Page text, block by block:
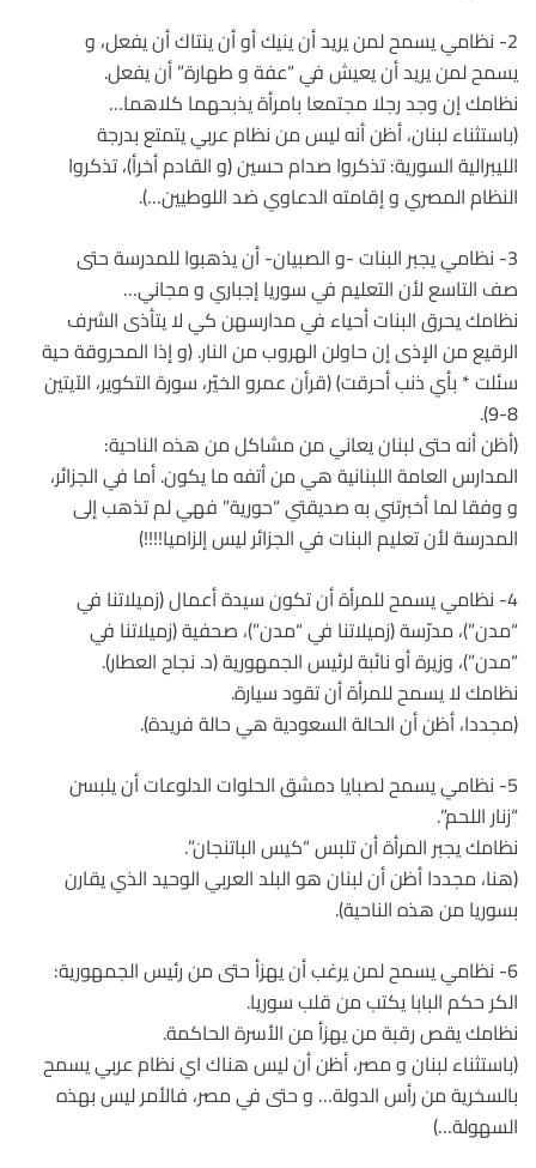
2- نظامي يسمح لمن يريد أن ينيك أو أن ينتاك أن يفعل، و
يسمح لمن يريد أن يعيش في “عفة و طهارة” أن يفعل.
نظامك إن وجد رجلا مجتمعا بامرأة يذبحهما كلاهما…
(باستثناء لبنان، أظن أنه ليس من نظام عربي يتمتع بدرجة
الليبرالية السورية: تذكروا صدام حسين (و القادم أخرأ)، تذكروا
النظام المصري و إقامته الدعاوي ضد اللوطيين…).
3- نظامي يجبر البنات -و الصبيان- أن يذهبوا للمدرسة حتى
صف التاسع لأن التعليم في سوريا إجباري و مجاني…
نظامك يحرق البنات أحياء في مدارسهن كي لا يتأذى الشرف
الرقيع من الإذى إن حاولن الهروب من النار. ﴿و إذا المحروقة حية
سئلت * بأي ذنب أحرقت﴾ (قرأن عمرو الخيّر، سورة التكوير، الآيتين
8-9).
(أظن أنه حتى لبنان يعاني من مشاكل من هذه الناحية:
المدارس العامة اللبنانية هي من أتفه ما يكون. أما في الجزائر،
و وفقا لما أخبرتني به صديقتي “حورية” فهي لم تذهب إلى
المدرسة لأن تعليم البنات في الجزائر ليس إلزاميا!!!!)
4- نظامي يسمح للمرأة أن تكون سيدة أعمال (زميلاتنا في
“مدن”)، مدرّسة (زميلاتنا في “مدن”)، صحفية (زميلاتنا في
“مدن”)، وزيرة أو نائبة لرئيس الجمهورية (د. نجاح العطار).
نظامك لا يسمح للمرأة أن تقود سيارة.
(مجددا، أظن أن الحالة السعودية هي حالة فريدة).
5- نظامي يسمح لصبايا دمشق الحلوات الدلوعات أن يلبسن
“زنار اللحم”.
نظامك يجبر المرأة أن تلبس “كيس الباتنجان”.
(هنا، مجددا أظن أن لبنان هو البلد العربي الوحيد الذي يقارن
بسوريا من هذه الناحية).
6- نظامي يسمح لمن يرغب أن يهزأ حتى من رئيس الجمهورية:
الكر حكم البابا يكتب من قلب سوريا.
نظامك يقص رقبة من يهزأ من الأسرة الحاكمة.
(باستثناء لبنان و مصر، أظن أن ليس هناك اي نظام عربي يسمح
بالسخرية من رأس الدولة… و حتى في مصر، فالأمر ليس بهذه
السهولة…)